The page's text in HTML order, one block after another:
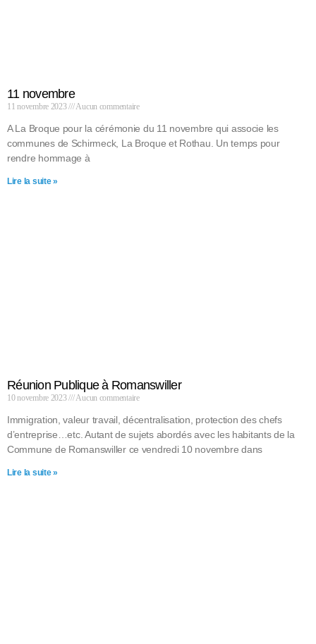
11 novembre
11 novembre 2023 Aucun commentaire
A La Broque pour la cérémonie du 11 novembre qui associe les
communes de Schirmeck, La Broque et Rothau. Un temps pour
rendre hommage à
Lire la suite »
Réunion Publique à Romanswiller
10 novembre 2023 Aucun commentaire
Immigration, valeur travail, décentralisation, protection des chefs
d’entreprise…etc. Autant de sujets abordés avec les habitants de la
Commune de Romanswiller ce vendredi 10 novembre dans
Lire la suite »